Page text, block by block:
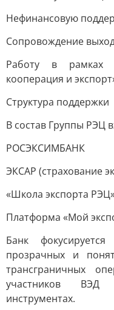
Нефинансовую
Сопровождение
Работу в рамках
кооперация и
Структура поддержки
В состав Группы РЭЦ
РОСЭКСИМБАНК
ЭКСАР (страхование
«Школа экспорта
Платформа «Мой
Банк
прозрачных и
трансграничных
участников
инструментах.